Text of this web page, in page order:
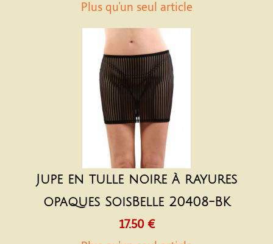
Plus qu'un seul article
Jupe en tulle noire à rayures
opaques SoisBelle 20408-BK
17.50 €